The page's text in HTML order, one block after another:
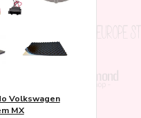
Volkswagen
MX